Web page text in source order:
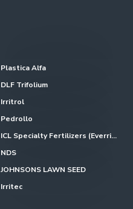
Plastica Alfa
DLF Trifolium
Irritrol
Pedrollo
ICL Specialty Fertilizers (Everris-Scotts)
NDS
JOHNSONS LAWN SEED
Irritec